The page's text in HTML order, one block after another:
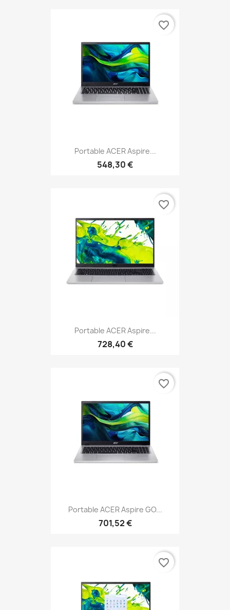
Portable ACER Aspire...
548,30 €
favorite_border
Portable ACER Aspire...
728,40 €
favorite_border
Portable ACER Aspire GO...
701,52 €
favorite_border
favorite_border